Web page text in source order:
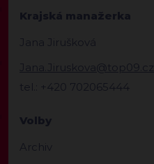
Krajská manažerka
Jana Jirušková
Jana.Jiruskova@top09.cz
tel.: +420 702065444
Volby
Archiv